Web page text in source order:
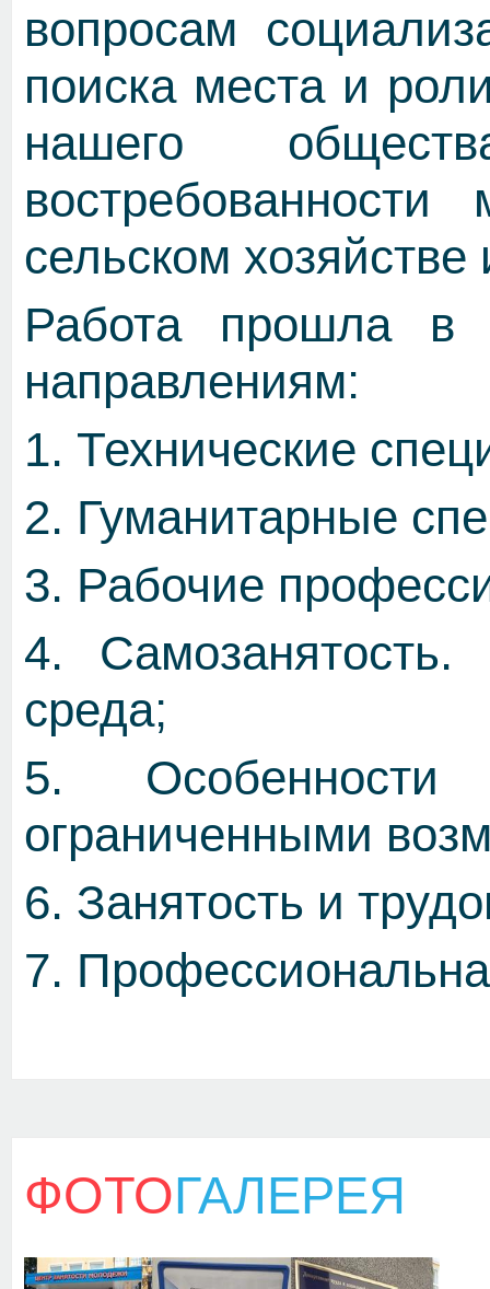
вопросам
поиска места и
нашего
сельском
Работа прошла в
направлениям:
1. Технические
2. Гуманитарные
3. Рабочие
4. Самозанятость.
среда;
5. Особенности
ограниченными
6. Занятость и
7.
ФОТОГАЛЕРЕЯ